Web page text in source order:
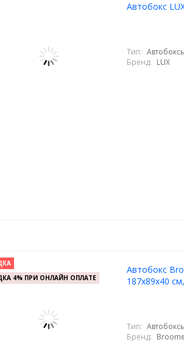
Автобокс
Тип:
Бренд: LUX
4% ПРИ ОНЛАЙН ОПЛАТЕ
Автобокс
187х89х40
Тип:
Бренд: